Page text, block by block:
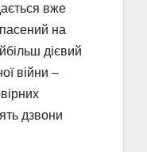
вже
на
дієвий
війни –
дзвони